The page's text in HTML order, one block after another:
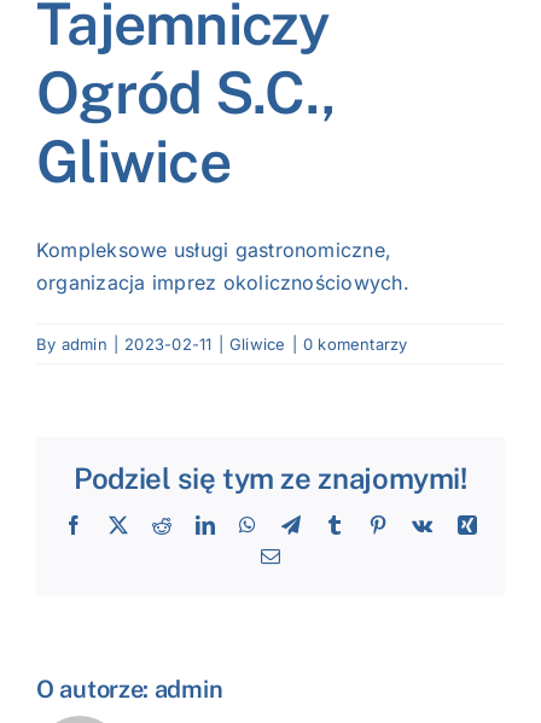
NASI EKSPERCI
GALERIA
SĄD ARBITRAŻOWY
MARKA ŚLĄSKIE
KONTAKT
Tajemniczy
Ogród S.C.,
Gliwice
Kompleksowe usługi gastronomiczne,
organizacja imprez okolicznościowych.
By admin 2023-02-11 Gliwice 0 komentarzy
Podziel się tym ze znajomymi!
Facebook
X RedditLinkedInWhatsApp
TelegramTumblr Pinterest
Vk
Xing
Email
O autorze: admin